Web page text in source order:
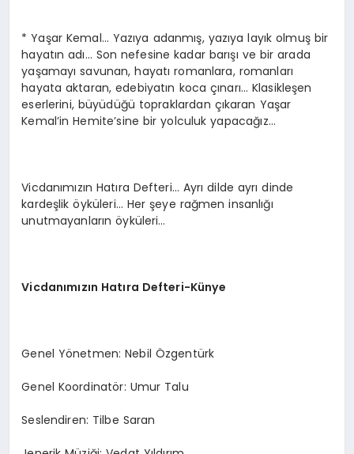
* Yaşar Kemal… Yazıya adanmış, yazıya layık olmuş bir
hayatın adı… Son nefesine kadar barışı ve bir arada
yaşamayı savunan, hayatı romanlara, romanları
hayata aktaran, edebiyatın koca çınarı… Klasikleşen
eserlerini, büyüdüğü topraklardan çıkaran Yaşar
Kemal’in Hemite’sine bir yolculuk yapacağız…
Vicdanımızın Hatıra Defteri… Ayrı dilde ayrı dinde
kardeşlik öyküleri… Her şeye rağmen insanlığı
unutmayanların öyküleri…
Vicdanımızın Hatıra Defteri-Künye
Genel Yönetmen: Nebil Özgentürk
Genel Koordinatör: Umur Talu
Seslendiren: Tilbe Saran